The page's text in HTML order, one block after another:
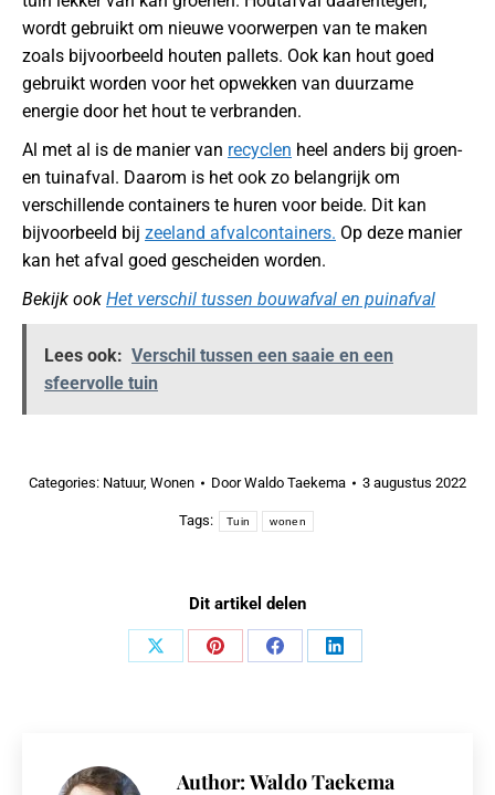
wordt gebruikt om nieuwe voorwerpen van te maken
zoals bijvoorbeeld houten pallets. Ook kan hout goed
gebruikt worden voor het opwekken van duurzame
energie door het hout te verbranden.
Al met al is de manier van recyclen heel anders bij groen-
en tuinafval. Daarom is het ook zo belangrijk om
verschillende containers te huren voor beide. Dit kan
bijvoorbeeld bij zeeland afvalcontainers. Op deze manier
kan het afval goed gescheiden worden.
Bekijk ook Het verschil tussen bouwafval en puinafval
Lees ook: Verschil tussen een saaie en een
sfeervolle tuin
Categories: Natuur, Wonen DoorWaldo Taekema 3 augustus 2022
Tags: Tuin wonen
Dit artikel delen
Share
Share
Share
Share
Author: Waldo Taekema